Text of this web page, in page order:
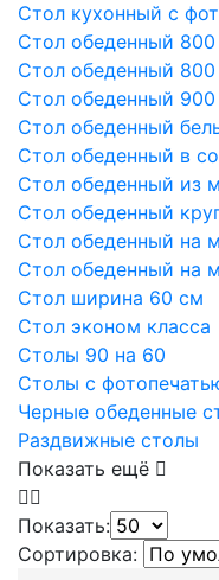
Стол кухонный с
Стол обеденный
Стол обеденный
Стол обеденный
Стол обеденный
Стол обеденный в
Стол обеденный из
Стол обеденный
Стол обеденный на
Стол обеденный на
Стол ширина 60 см
Стол эконом класса
Столы 90 на 60
Столы с
Черные обеденные
Раздвижные столы
Показать ещё
Показать:
Сортировка: